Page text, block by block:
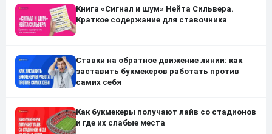
Книга «Сигнал и шум» Нейта Сильвера.
Краткое содержание для ставочника
Ставки на обратное движение линии: как
заставить букмекеров работать против
самих себя
Как букмекеры получают лайв со стадионов
и где их слабые места